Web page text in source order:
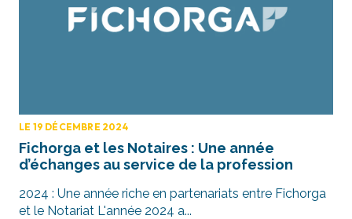
LE 19 DÉCEMBRE 2024
Fichorga et les Notaires : Une année
d’échanges au service de la profession
2024 : Une année riche en partenariats entre Fichorga
et le Notariat L'année 2024 a...